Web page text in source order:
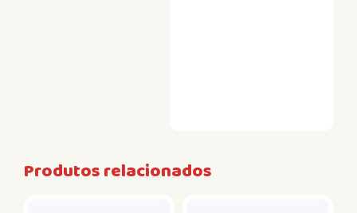
Produtos relacionados